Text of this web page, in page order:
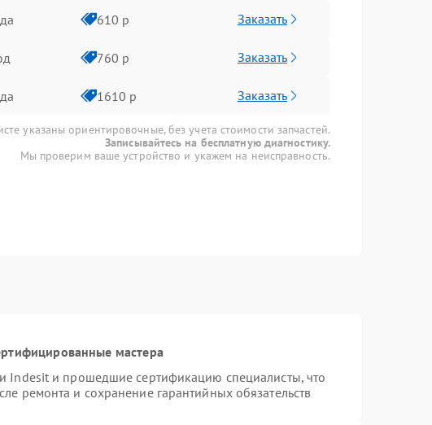
610 р Заказать
760 р Заказать
1610 р Заказать
указаны ориентировочные, без учета стоимости запчастей.
Записывайтесь на бесплатную диагностику.
Мы проверим ваше устройство и укажем на неисправность.
мастера
Indesit и прошедшие сертификацию специалисты, что
ремонта и сохранение гарантийных обязательств